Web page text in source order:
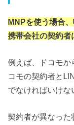
MNPを使う場合
携帯会社の契約者
例えば、ドコモか
コモの契約者と
でなければいけな
契約者が異なった